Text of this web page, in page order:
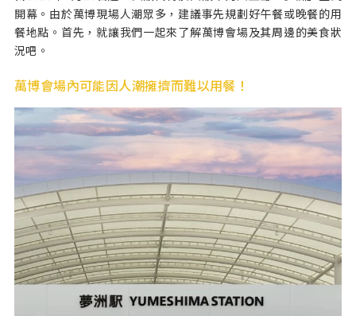
開幕。由於萬博現場人潮眾多，建議事先規劃好午餐或晚餐的用
餐地點。首先，就讓我們一起來了解萬博會場及其周邊的美食狀
況吧。
萬博會場內可能因人潮擁擠而難以用餐！